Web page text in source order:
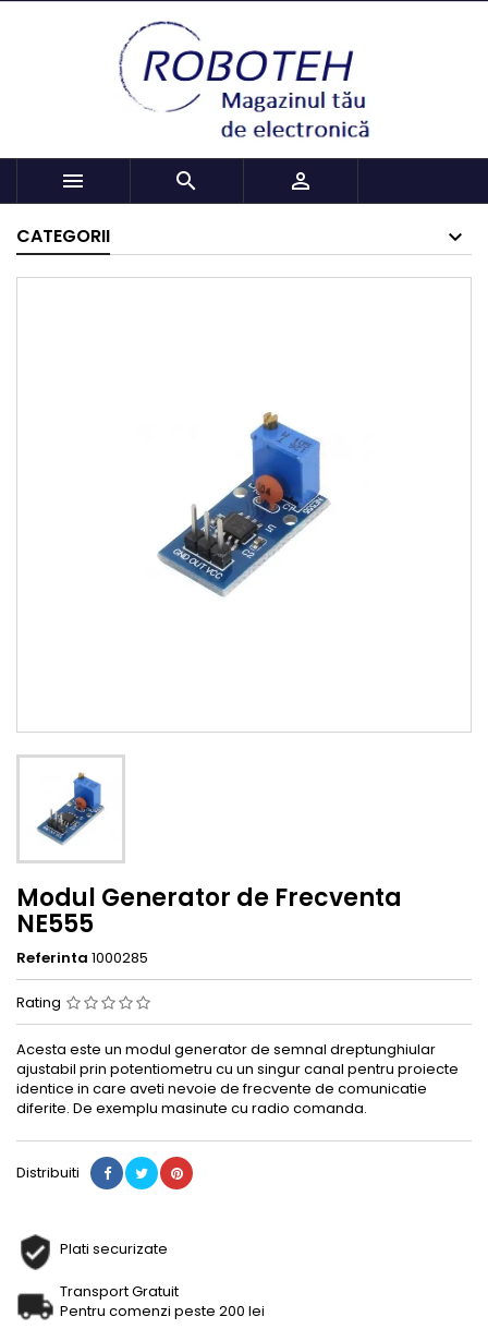
  
CATEGORII
Modul Generator de Frecventa
NE555
Referinta 1000285
Rating
Acesta este un modul generator de semnal dreptunghiular
ajustabil prin potentiometru cu un singur canal pentru proiecte
identice in care aveti nevoie de frecvente de comunicatie
diferite. De exemplu masinute cu radio comanda.
Distribuiti
Plati securizate
Transport Gratuit
Pentru comenzi peste 200 lei